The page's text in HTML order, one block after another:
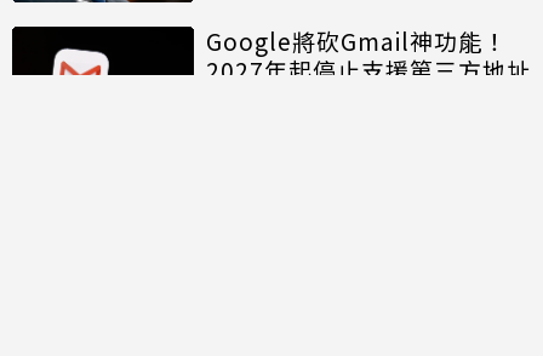
Google將砍Gmail神功能！
2027年起停止支援第三方地址